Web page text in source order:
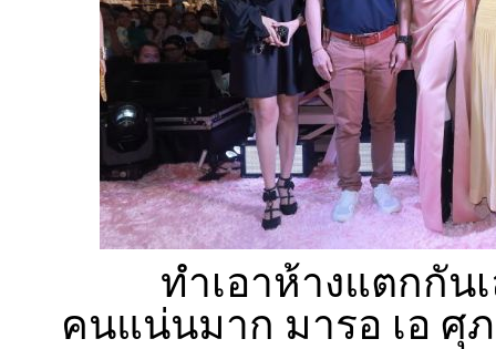
ทำเอาห้างแตกกันเล
คนแน่นมาก มารอ เอ ศุ